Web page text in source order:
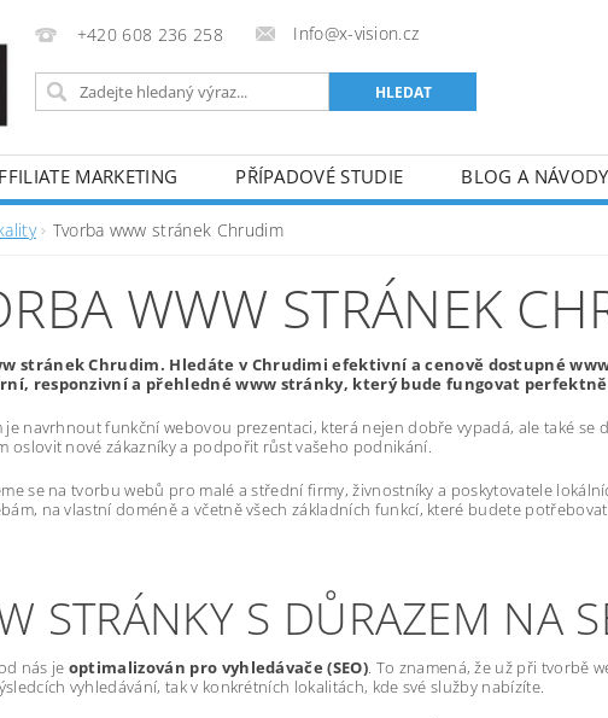
+420 608 236 258 Info@x-vision.cz
MARKETING PŘÍPADOVÉ STUDIE BLOG A NÁVODY
Tvorba www stránek Chrudim
WWW STRÁNEK
stránek Chrudim. Hledáte v Chrudimi efektivní a cenově dostupné
responzivní a přehledné www stránky, který bude fungovat
je navrhnout funkční webovou prezentaci, která nejen dobře vypadá, ale také se
oslovit nové zákazníky a podpořit růst vašeho podnikání.
se na tvorbu webů pro malé a střední firmy, živnostníky a poskytovatele
na vlastní doméně a včetně všech základních funkcí, které budete
STRÁNKY S DŮRAZEM NA
nás je optimalizován pro vyhledávače (SEO). To znamená, že už při tvorbě
vyhledávání, tak v konkrétních lokalitách, kde své služby nabízíte.